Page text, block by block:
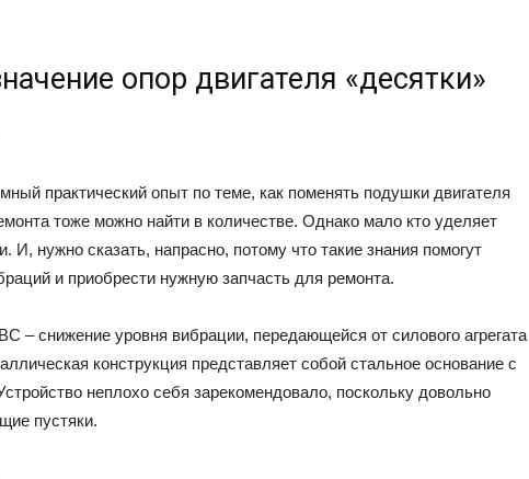
опор двигателя «десятки»
практический опыт по теме, как поменять подушки двигателя
тоже можно найти в количестве. Однако мало кто уделяет
И, нужно сказать, напрасно, потому что такие знания помогут
и приобрести нужную запчасть для ремонта.
– снижение уровня вибрации, передающейся от силового агрегата
конструкция представляет собой стальное основание с
неплохо себя зарекомендовало, поскольку довольно
пустяки.